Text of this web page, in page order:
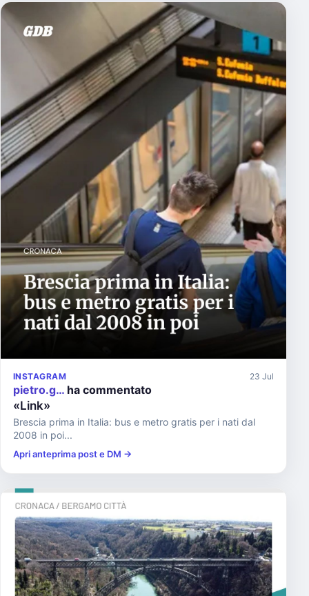
INSTAGRAM 23 Jul
pietro.g… ha commentato
«Link»
Brescia prima in Italia: bus e metro gratis per i nati dal
2008 in poi...
Apri anteprima post e DM →